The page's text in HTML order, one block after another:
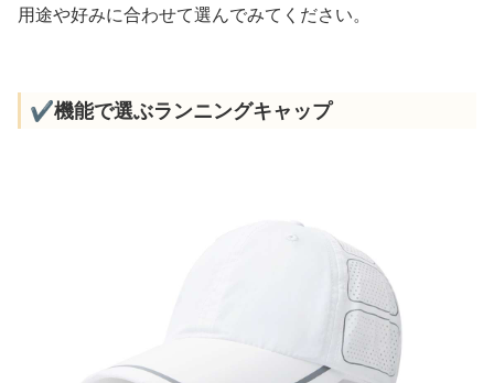
用途や好みに合わせて選んでみてください。
✔️機能で選ぶランニングキャップ